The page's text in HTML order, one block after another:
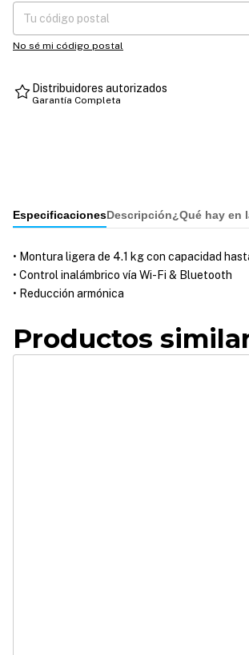
No sé mi código postal
Distribuidores autorizados
Garantía Completa
EspecificacionesDescripción¿Qué hay en
• Montura ligera de 4.1 kg con capacidad
• Control inalámbrico vía Wi-Fi & Bluetooth
• Reducción armónica
Productos